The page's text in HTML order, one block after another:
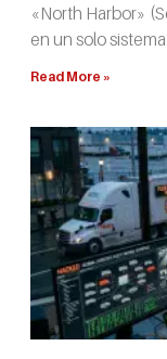
«North Harbor»
en un solo
Read More »